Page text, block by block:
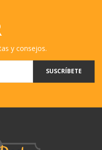
y consejos.
SUSCRÍBETE